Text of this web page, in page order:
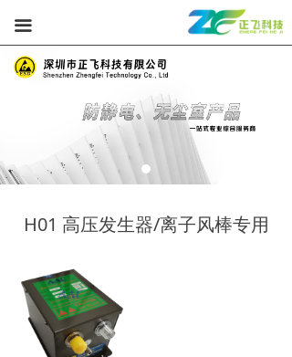
끀
H01 高压发生器/离子风棒专用